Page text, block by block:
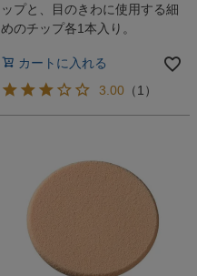
ップと、目のきわに使用する細
めのチップ各1本入り。
カートに入れる
3.00 （1）